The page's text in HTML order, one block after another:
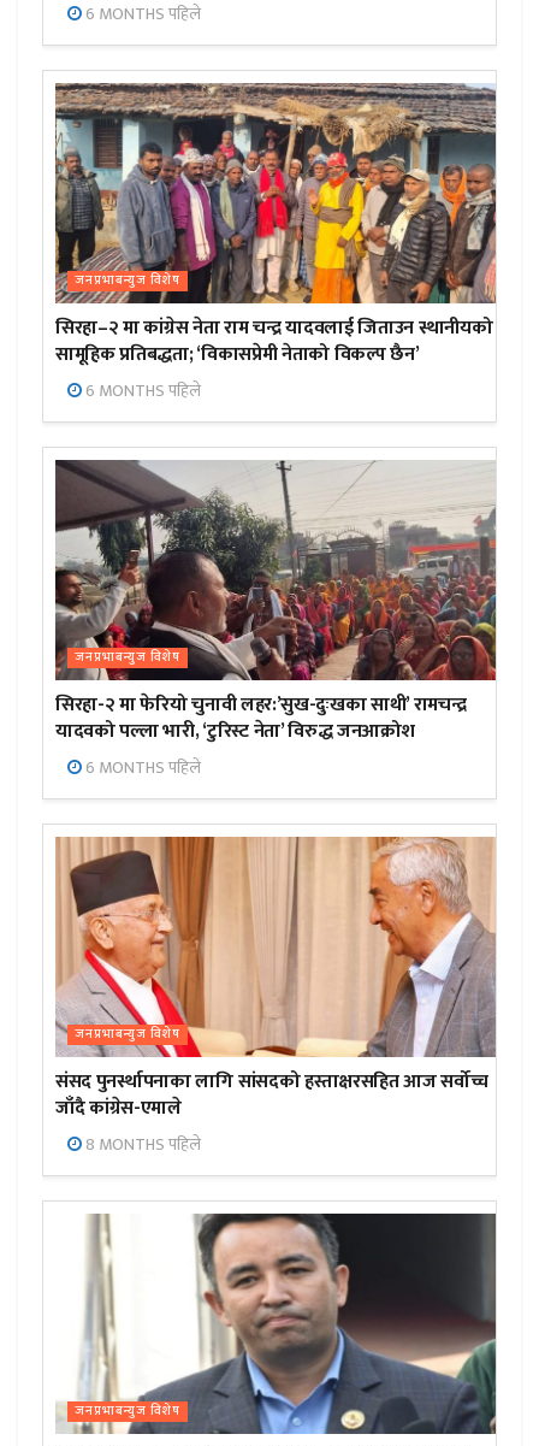
6 MONTHS पहिले
जनप्रभाबन्युज विशेष
सिरहा–२ मा कांग्रेस नेता राम चन्द्र यादवलाई जिताउन स्थानीयको
सामूहिक प्रतिबद्धता; ‘विकासप्रेमी नेताको विकल्प छैन’
6 MONTHS पहिले
जनप्रभाबन्युज विशेष
सिरहा-२ मा फेरियो चुनावी लहर:’सुख-दुःखका साथी’ रामचन्द्र
यादवको पल्ला भारी, ‘टुरिस्ट नेता’ विरुद्ध जनआक्रोश
6 MONTHS पहिले
जनप्रभाबन्युज विशेष
संसद पुनर्स्थापनाका लागि सांसदको हस्ताक्षरसहित आज सर्वोच्च
जाँदै कांग्रेस-एमाले
8 MONTHS पहिले
जनप्रभाबन्युज विशेष